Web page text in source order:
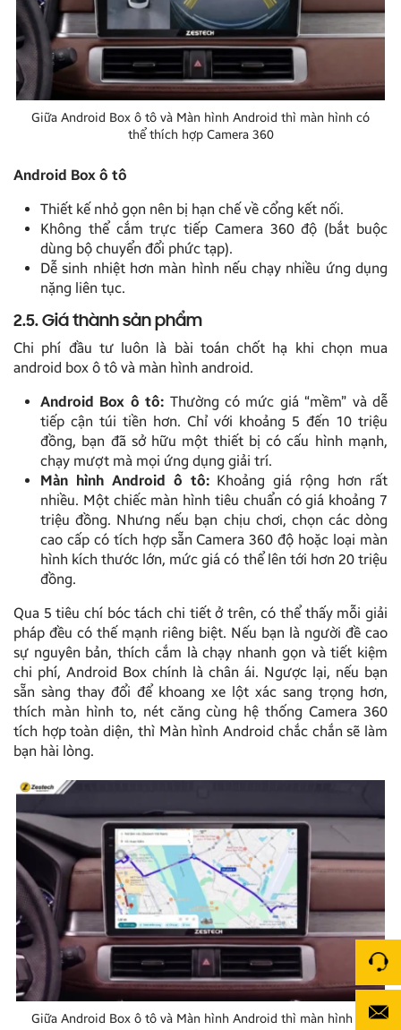
Giữa Android Box ô tô và Màn hình Android thì màn hình có
thể thích hợp Camera 360
Android Box ô tô
Thiết kế nhỏ gọn nên bị hạn chế về cổng kết nối.
Không thể cắm trực tiếp Camera 360 độ (bắt buộc
dùng bộ chuyển đổi phức tạp).
Dễ sinh nhiệt hơn màn hình nếu chạy nhiều ứng dụng
nặng liên tục.
2.5. Giá thành sản phẩm
Chi phí đầu tư luôn là bài toán chốt hạ khi chọn mua
android box ô tô và màn hình android.
Android Box ô tô: Thường có mức giá “mềm” và dễ
tiếp cận túi tiền hơn. Chỉ với khoảng 5 đến 10 triệu
đồng, bạn đã sở hữu một thiết bị có cấu hình mạnh,
chạy mượt mà mọi ứng dụng giải trí.
Màn hình Android ô tô:Khoảng giá rộng hơn rất
nhiều. Một chiếc màn hình tiêu chuẩn có giá khoảng 7
triệu đồng. Nhưng nếu bạn chịu chơi, chọn các dòng
cao cấp có tích hợp sẵn Camera 360 độ hoặc loại màn
hình kích thước lớn, mức giá có thể lên tới hơn 20 triệu
đồng.
Qua 5 tiêu chí bóc tách chi tiết ở trên, có thể thấy mỗi giải
pháp đều có thế mạnh riêng biệt. Nếu bạn là người đề cao
sự nguyên bản, thích cắm là chạy nhanh gọn và tiết kiệm
chi phí, Android Box chính là chân ái. Ngược lại, nếu bạn
sẵn sàng thay đổi để khoang xe lột xác sang trọng hơn,
thích màn hình to, nét căng cùng hệ thống Camera 360
tích hợp toàn diện, thì Màn hình Android chắc chắn sẽ làm
bạn hài lòng.
Giữa Android Box ô tô và Màn hình Android thì màn hình có